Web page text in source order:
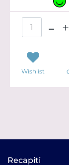
Wishlist
Recapiti